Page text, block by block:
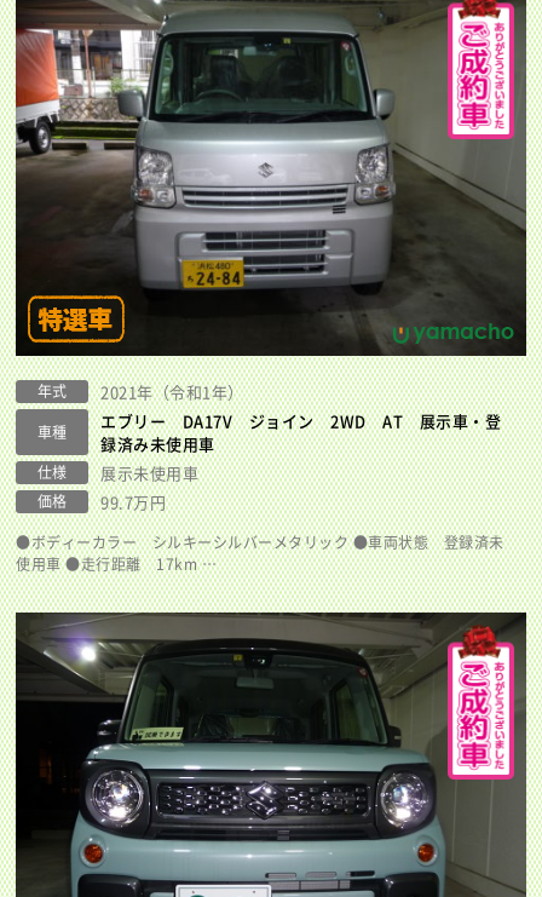
年式 2021年（令和1年）
車種
エブリー DA17V ジョイン 2WD AT 展示車・登
録済み未使用車
仕様 展示未使用車
価格 99.7万円
●ボディーカラー シルキーシルバーメタリック ●車両状態 登録済未
使用車 ●走行距離 17km …